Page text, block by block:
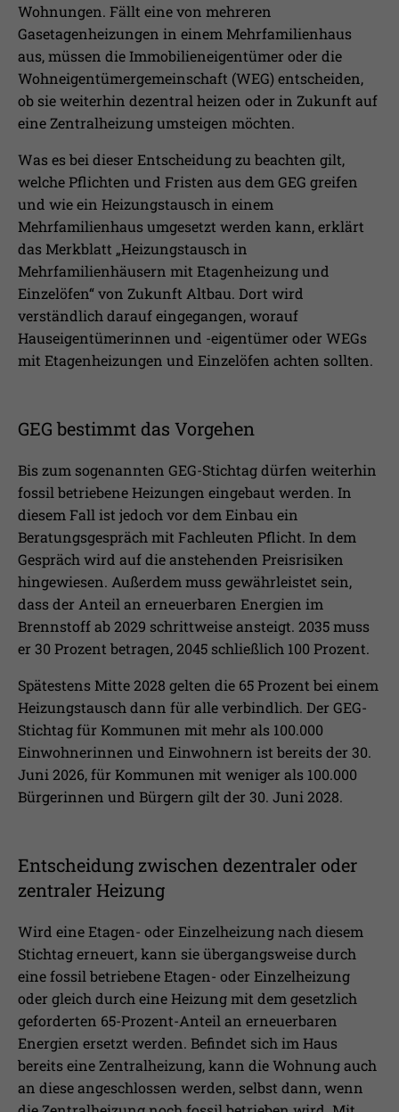
Wohnungen. Fällt eine von mehreren
Gasetagenheizungen in einem Mehrfamilienhaus
aus, müssen die Immobilieneigentümer oder die
Wohneigentümergemeinschaft (WEG) entscheiden,
ob sie weiterhin dezentral heizen oder in Zukunft auf
eine Zentralheizung umsteigen möchten.
Was es bei dieser Entscheidung zu beachten gilt,
welche Pflichten und Fristen aus dem GEG greifen
und wie ein Heizungstausch in einem
Mehrfamilienhaus umgesetzt werden kann, erklärt
das Merkblatt „Heizungstausch in
Mehrfamilienhäusern mit Etagenheizung und
Einzelöfen“ von Zukunft Altbau. Dort wird
verständlich darauf eingegangen, worauf
Hauseigentümerinnen und -eigentümer oder WEGs
mit Etagenheizungen und Einzelöfen achten sollten.
GEG bestimmt das Vorgehen
Bis zum sogenannten GEG-Stichtag dürfen weiterhin
fossil betriebene Heizungen eingebaut werden. In
diesem Fall ist jedoch vor dem Einbau ein
Beratungsgespräch mit Fachleuten Pflicht. In dem
Gespräch wird auf die anstehenden Preisrisiken
hingewiesen. Außerdem muss gewährleistet sein,
dass der Anteil an erneuerbaren Energien im
Brennstoff ab 2029 schrittweise ansteigt. 2035 muss
er 30 Prozent betragen, 2045 schließlich 100 Prozent.
Spätestens Mitte 2028 gelten die 65 Prozent bei einem
Heizungstausch dann für alle verbindlich. Der GEG-
Stichtag für Kommunen mit mehr als 100.000
Einwohnerinnen und Einwohnern ist bereits der 30.
Juni 2026, für Kommunen mit weniger als 100.000
Bürgerinnen und Bürgern gilt der 30. Juni 2028.
Entscheidung zwischen dezentraler oder
zentraler Heizung
Wird eine Etagen- oder Einzelheizung nach diesem
Stichtag erneuert, kann sie übergangsweise durch
eine fossil betriebene Etagen- oder Einzelheizung
oder gleich durch eine Heizung mit dem gesetzlich
geforderten 65-Prozent-Anteil an erneuerbaren
Energien ersetzt werden. Befindet sich im Haus
bereits eine Zentralheizung, kann die Wohnung auch
an diese angeschlossen werden, selbst dann, wenn